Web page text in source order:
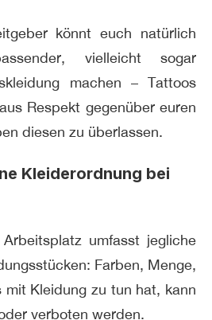
könnt euch natürlich
vielleicht sogar
machen – Tattoos
Respekt gegenüber euren
diesen zu überlassen.
Kleiderordnung bei
umfasst jegliche
Farben, Menge,
mit Kleidung zu tun hat, kann
verboten werden.